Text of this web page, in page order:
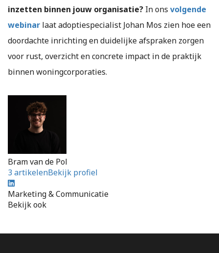
inzetten binnen jouw organisatie? In ons volgende
webinar laat adoptiespecialist Johan Mos zien hoe een
doordachte inrichting en duidelijke afspraken zorgen
voor rust, overzicht en concrete impact in de praktijk
binnen woningcorporaties.
Bram van de Pol
3 artikelenBekijk profiel
Marketing & Communicatie
Bekijk ook